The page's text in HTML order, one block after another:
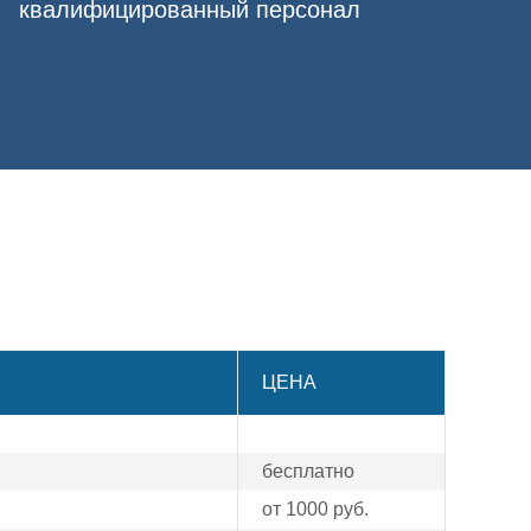
внимание опытного врача, который
квалифицированный персонал
ЦЕНА
бесплатно
от 1000 руб.